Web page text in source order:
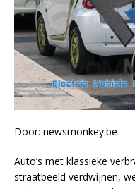
Door: newsmonkey.be
Auto’s met klassieke
straatbeeld verdwijnen,